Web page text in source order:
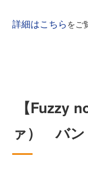
詳細はこちら をご
【Fuzzy
ァ） バン